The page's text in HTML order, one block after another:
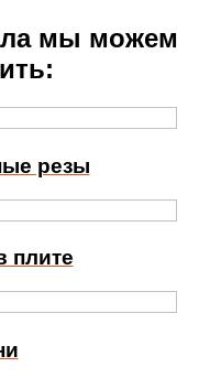
мы можем
резы
плите